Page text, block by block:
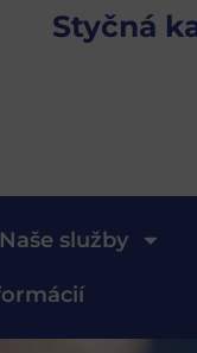
Styčná
Naše služby